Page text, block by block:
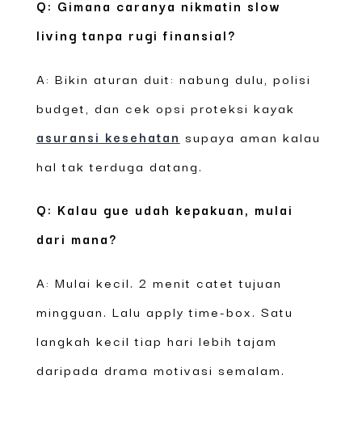
Q: Gimana caranya nikmatin slow
living tanpa rugi finansial?
A: Bikin aturan duit: nabung dulu, polisi
budget, dan cek opsi proteksi kayak
asuransi kesehatan supaya aman kalau
hal tak terduga datang.
Q: Kalau gue udah kepakuan, mulai
dari mana?
A: Mulai kecil. 2 menit catet tujuan
mingguan. Lalu apply time-box. Satu
langkah kecil tiap hari lebih tajam
daripada drama motivasi semalam.